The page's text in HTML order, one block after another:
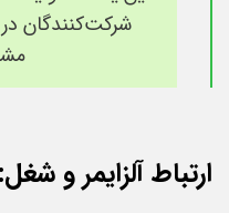
شرکت‌کنندگان
ارتباط آلزایمر و شغل: